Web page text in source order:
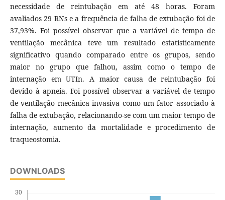
necessidade de reintubação em até 48 horas. Foram
avaliados 29 RNs e a frequência de falha de extubação foi de
37,93%. Foi possível observar que a variável de tempo de
ventilação mecânica teve um resultado estatisticamente
significativo quando comparado entre os grupos, sendo
maior no grupo que falhou, assim como o tempo de
internação em UTIn. A maior causa de reintubação foi
devido à apneia. Foi possível observar a variável de tempo
de ventilação mecânica invasiva como um fator associado à
falha de extubação, relacionando-se com um maior tempo de
internação, aumento da mortalidade e procedimento de
traqueostomia.
DOWNLOADS